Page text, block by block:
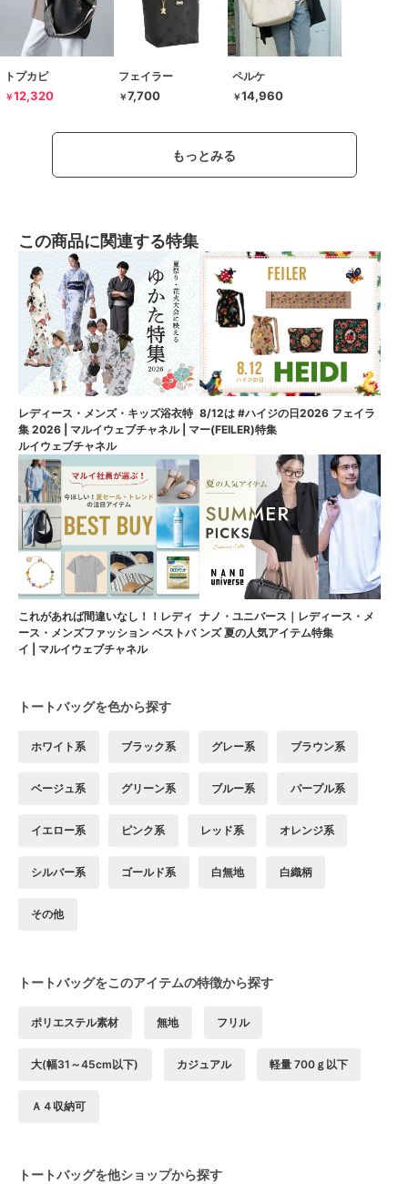
トプカピ
￥12,320
フェイラー
￥7,700
ペルケ
￥14,960
もっとみる
この商品に関連する特集
レディース・メンズ・キッズ浴衣特
集 2026 | マルイウェブチャネル | マ
ルイウェブチャネル
8/12は #ハイジの日2026 フェイラ
ー(FEILER)特集
これがあれば間違いなし！！レディ
ース・メンズファッション ベストバ
イ | マルイウェブチャネル
ナノ・ユニバース｜レディース・メ
ンズ 夏の人気アイテム特集
トートバッグを色から探す
ホワイト系 ブラック系 グレー系 ブラウン系
ベージュ系 グリーン系 ブルー系 パープル系
イエロー系 ピンク系 レッド系 オレンジ系
シルバー系 ゴールド系 白無地 白織柄
その他
トートバッグをこのアイテムの特徴から探す
ポリエステル素材 無地 フリル
大(幅31～45cm以下) カジュアル 軽量 700ｇ以下
Ａ４収納可
トートバッグを他ショップから探す